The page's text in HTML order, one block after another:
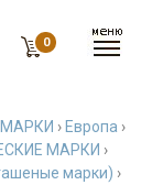
0
› Европа ›
МАРКИ ›
марки) ›